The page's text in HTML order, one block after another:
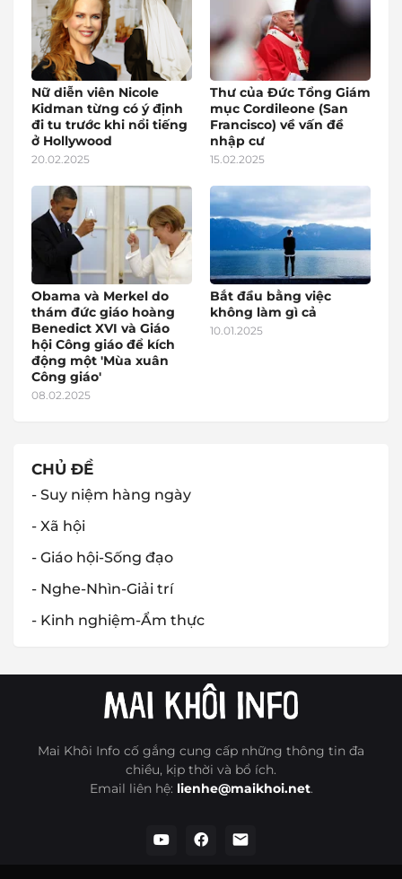
Nữ diễn viên Nicole
Kidman từng có ý định
đi tu trước khi nổi tiếng
ở Hollywood
20.02.2025
Thư của Đức Tổng Giám
mục Cordileone (San
Francisco) về vấn đề
nhập cư
15.02.2025
Obama và Merkel do
thám đức giáo hoàng
Benedict XVI và Giáo
hội Công giáo để kích
động một 'Mùa xuân
Công giáo'
08.02.2025
Bắt đầu bằng việc
không làm gì cả
10.01.2025
CHỦ ĐỀ
- Suy niệm hàng ngày
- Xã hội
- Giáo hội-Sống đạo
- Nghe-Nhìn-Giải trí
- Kinh nghiệm-Ẩm thực
Mai Khôi Info cố gắng cung cấp những thông tin đa
chiều, kịp thời và bổ ích.
Email liên hệ: lienhe@maikhoi.net.